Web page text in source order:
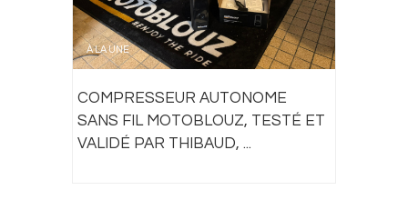
À LA UNE
COMPRESSEUR AUTONOME
SANS FIL MOTOBLOUZ, TESTÉ ET
VALIDÉ PAR THIBAUD, ...